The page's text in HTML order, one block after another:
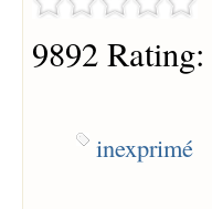
9892 Rating:
inexprimé